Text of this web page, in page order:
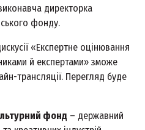
директорка
фонду.
«Експертне оцінювання
й експертами» зможе
трансляції. Перегляд буде
фонд – державний